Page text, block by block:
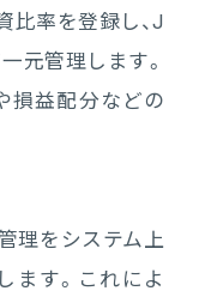
比率を登録し、J
元管理します。
損益配分などの
理をシステム上
ます。これによ